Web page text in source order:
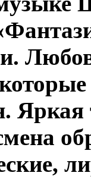
Яркая